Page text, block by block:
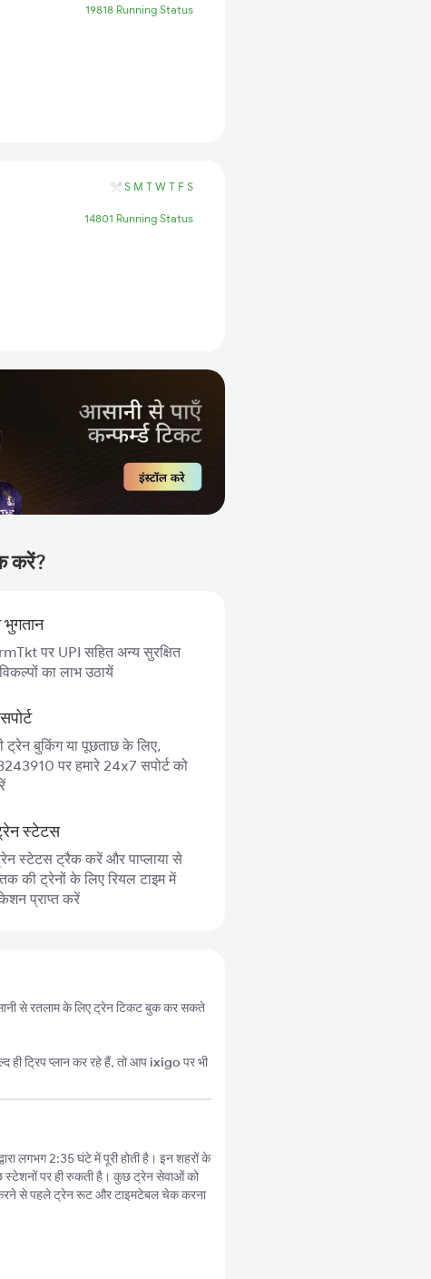
19818 Running Status
S M T W T F S
14801 Running Status
करें?
भुगतान
पर UPI सहित अन्य सुरक्षित
का लाभ उठायें
ट्रेन बुकिंग या पूछताछ के लिए,
पर हमारे 24x7 सपोर्ट को
स्टेटस
स्टेटस ट्रैक करें और पाप्लाया से
की ट्रेनों के लिए रियल टाइम में
प्राप्त करें
से रतलाम के लिए ट्रेन टिकट बुक कर सकते
ट्रिप प्लान कर रहे हैं, तो आप ixigoपर भी
लगभग 2:35 घंटे में पूरी होती है। इन शहरों के
पर ही रुकती है। कुछ ट्रेन सेवाओं को
से पहले ट्रेन रूट और टाइमटेबल चेक करना